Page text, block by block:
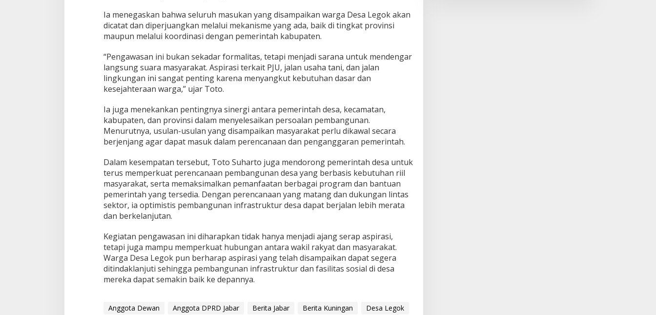
Ia menegaskan bahwa seluruh masukan yang disampaikan warga Desa Legok akan
dicatat dan diperjuangkan melalui mekanisme yang ada, baik di tingkat provinsi
maupun melalui koordinasi dengan pemerintah kabupaten.
“Pengawasan ini bukan sekadar formalitas, tetapi menjadi sarana untuk mendengar
langsung suara masyarakat. Aspirasi terkait PJU, jalan usaha tani, dan jalan
lingkungan ini sangat penting karena menyangkut kebutuhan dasar dan
kesejahteraan warga,” ujar Toto.
Ia juga menekankan pentingnya sinergi antara pemerintah desa, kecamatan,
kabupaten, dan provinsi dalam menyelesaikan persoalan pembangunan.
Menurutnya, usulan-usulan yang disampaikan masyarakat perlu dikawal secara
berjenjang agar dapat masuk dalam perencanaan dan penganggaran pemerintah.
Dalam kesempatan tersebut, Toto Suharto juga mendorong pemerintah desa untuk
terus memperkuat perencanaan pembangunan desa yang berbasis kebutuhan riil
masyarakat, serta memaksimalkan pemanfaatan berbagai program dan bantuan
pemerintah yang tersedia. Dengan perencanaan yang matang dan dukungan lintas
sektor, ia optimistis pembangunan infrastruktur desa dapat berjalan lebih merata
dan berkelanjutan.
Kegiatan pengawasan ini diharapkan tidak hanya menjadi ajang serap aspirasi,
tetapi juga mampu memperkuat hubungan antara wakil rakyat dan masyarakat.
Warga Desa Legok pun berharap aspirasi yang telah disampaikan dapat segera
ditindaklanjuti sehingga pembangunan infrastruktur dan fasilitas sosial di desa
mereka dapat semakin baik ke depannya.
Anggota Dewan Anggota DPRD Jabar Berita Jabar Berita Kuningan Desa Legok